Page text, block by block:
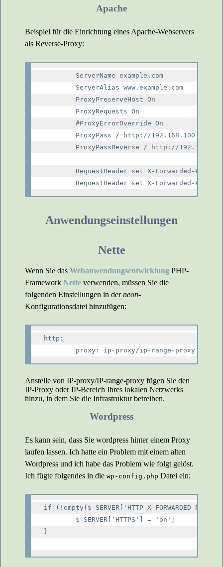
Apache
Beispiel für die Einrichtung eines Apache-Webservers
als Reverse-Proxy:
        ServerName example.com
        ServerAlias www.example.com
        ProxyPreserveHost On
        ProxyRequests On
        #ProxyErrorOverride On
        ProxyPass / http://192.168.100.93/
ProxyPassReverse / http://
RequestHeader set X-Forwarded-Port
Anwendungseinstellungen
Nette
Wenn Sie das Webanwendungsentwicklung PHP-
Framework Nette verwenden, müssen Sie die
folgenden Einstellungen in derneon-
Konfigurationsdatei hinzufügen:
http:
Anstelle von IP-proxy/IP-range-proxy fügen Sie den
IP-Proxy oder IP-Bereich Ihres lokalen Netzwerks
hinzu, in dem Sie die Infrastruktur betreiben.
Wordpress
Es kann sein, dass Sie wordpress hinter einem Proxy
laufen lassen. Ich hatte ein Problem mit einem alten
Wordpress und ich habe das Problem wie folgt gelöst.
Ich fügte folgendes in die wp-config.php Datei ein:
if
        $_SERVER['HTTPS'] = 'on';
}